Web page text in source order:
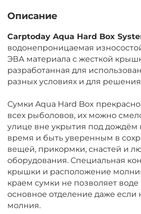
Описание
Carptoday Aqua Hard Box
водонепроницаемая
ЭВА материала с жесткой
разработанная для
разных условиях и для
Сумки Aqua Hard Box
всех рыболовов, их можно
улице вне укрытия под дождём
время и быть уверенным в
вещей, прикормки, снастей и
оборудования. Специальная
крышки и расположение
краем сумки не позволяет воде
основное отделение даже если
молния.